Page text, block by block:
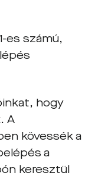
es számú,
hogy
A
kövessék a
a
keresztül